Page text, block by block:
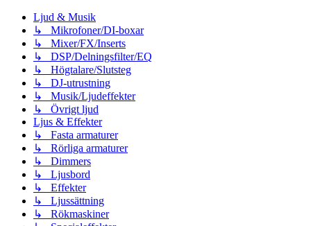
Ljud & Musik
↳ Mikrofoner/DI-boxar
↳ Mixer/FX/Inserts
↳ DSP/Delningsfilter/EQ
↳ Högtalare/Slutsteg
↳ DJ-utrustning
↳ Musik/Ljudeffekter
↳ Övrigt ljud
Ljus & Effekter
↳ Fasta armaturer
↳ Rörliga armaturer
↳ Dimmers
↳ Ljusbord
↳ Effekter
↳ Ljussättning
↳ Rökmaskiner